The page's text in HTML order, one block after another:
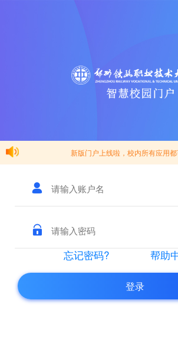
新版门户上线啦，校内所有应用都
忘记密码? 帮助
登录